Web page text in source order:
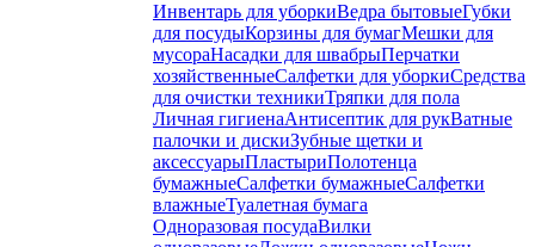
Инвентарь для уборкиВедра бытовыеГубки
для посудыКорзины для бумагМешки для
мусораНасадки для швабрыПерчатки
хозяйственныеСалфетки для уборкиСредства
для очистки техникиТряпки для пола
Личная гигиенаАнтисептик для рукВатные
палочки и дискиЗубные щетки и
аксессуарыПластыриПолотенца
бумажныеСалфетки бумажныеСалфетки
влажныеТуалетная бумага
Одноразовая посудаВилки